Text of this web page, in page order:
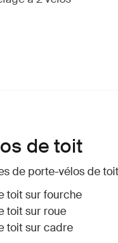
de toit
de porte-vélos de toit
toit sur fourche
toit sur roue
toit sur cadre